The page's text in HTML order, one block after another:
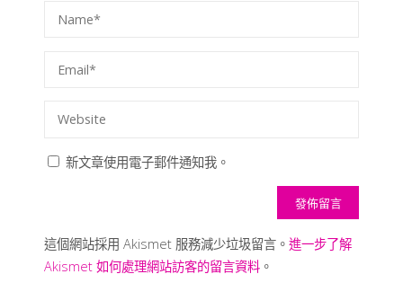
新文章使用電子郵件通知我。
這個網站採用 Akismet 服務減少垃圾留言。 進一步了解
Akismet 如何處理網站訪客的留言資料。